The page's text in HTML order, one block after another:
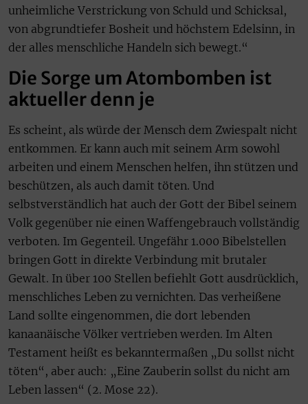
unheimliche Verstrickung von Schuld und Schicksal,
von abgrundtiefer Bosheit und höchstem Edelsinn, in
der alles menschliche Handeln sich bewegt.“
Die Sorge um Atombomben ist
aktueller denn je
Es scheint, als würde der Mensch dem Zwiespalt nicht
entkommen. Er kann auch mit seinem Arm sowohl
arbeiten und einem Menschen helfen, ihn stützen und
beschützen, als auch damit töten. Und
selbstverständlich hat auch der Gott der Bibel seinem
Volk gegenüber nie einen Waffengebrauch vollständig
verboten. Im Gegenteil. Ungefähr 1.000 Bibelstellen
bringen Gott in direkte Verbindung mit brutaler
Gewalt. In über 100 Stellen befiehlt Gott ausdrücklich,
menschliches Leben zu vernichten. Das verheißene
Land sollte eingenommen, die dort lebenden
kanaanäische Völker vertrieben werden. Im Alten
Testament heißt es bekanntermaßen „Du sollst nicht
töten“, aber auch: „Eine Zauberin sollst du nicht am
Leben lassen“ (2. Mose 22).